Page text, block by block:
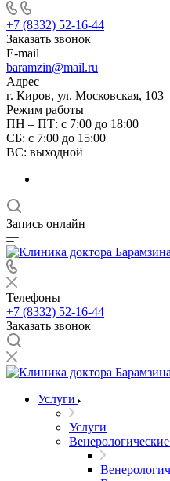
+7 (8332) 52-16-44
Заказать звонок
E-mail
baramzin@mail.ru
Адрес
г. Киров, ул. Московская, 103
Режим работы
ПН – ПТ: с 7:00 до 18:00
СБ: с 7:00 до 15:00
ВС: выходной
Запись онлайн
Телефоны
+7 (8332) 52-16-44
Заказать звонок
Услуги
Услуги